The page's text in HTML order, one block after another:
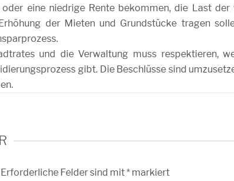
eine niedrige Rente bekommen, die Last der
der Mieten und Grundstücke tragen
ist kein
und die Verwaltung muss respektieren,
gibt. Die Beschlüsse sind
Erforderliche Felder sind mit* markiert